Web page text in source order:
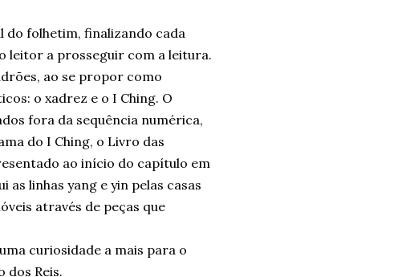
do folhetim, finalizando cada
leitor a prosseguir com a leitura.
ao se propor como
o xadrez e o I Ching. O
fora da sequência numérica,
do I Ching, o Livro das
ao início do capítulo em
linhas yang e yin pelas casas
através de peças que
curiosidade a mais para o
dos Reis.